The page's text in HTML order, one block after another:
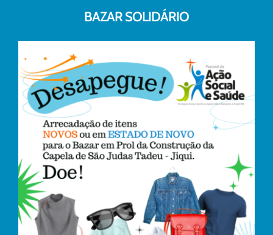
BAZAR SOLIDÁRIO